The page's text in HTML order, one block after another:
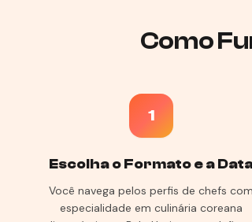
Como
1
Escolha o Formato e a
Você navega pelos perfis de chefs com
especialidade em culinária coreana